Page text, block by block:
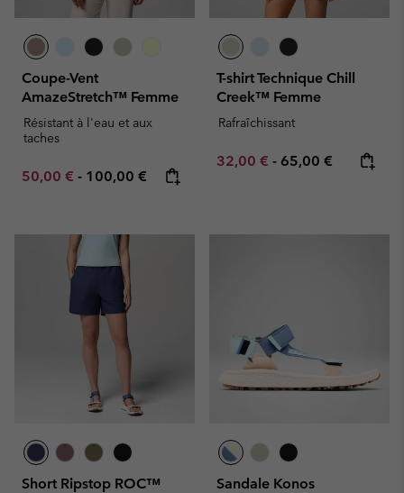
Coupe-Vent
AmazeStretch™ Femme
Résistant à l'eau et aux
taches
Minimum sale price:
50,00 € - Maximum price:
100,00 €
T-shirt Technique Chill
Creek™ Femme
Rafraîchissant
Minimum sale price:
32,00 € - Maximum price:
65,00 €
Short Ripstop ROC™
Sandale Konos